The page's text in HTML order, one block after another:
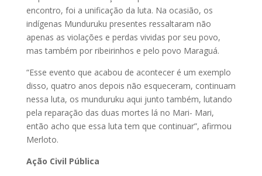
encontro, foi a unificação da luta. Na ocasião, os
indígenas Munduruku presentes ressaltaram não
apenas as violações e perdas vividas por seu povo,
mas também por ribeirinhos e pelo povo Maraguá.
“Esse evento que acabou de acontecer é um exemplo
disso, quatro anos depois não esqueceram, continuam
nessa luta, os munduruku aqui junto também, lutando
pela reparação das duas mortes lá no Mari- Mari,
então acho que essa luta tem que continuar”, afirmou
Merloto.
Ação Civil Pública